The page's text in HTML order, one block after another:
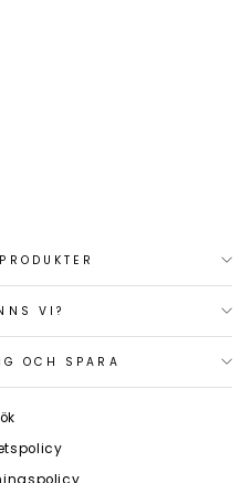
VI?
OCH SPARA